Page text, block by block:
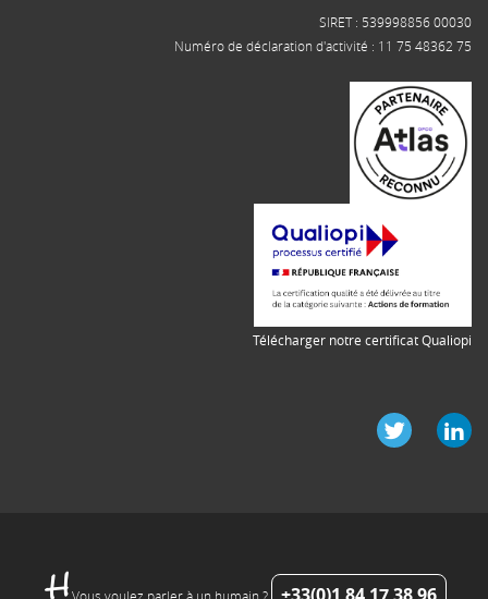
SIRET : 539998856 00030
Numéro de déclaration d'activité : 11 75 48362 75
Télécharger notre certificat Qualiopi
Vous voulez parler à un humain ?